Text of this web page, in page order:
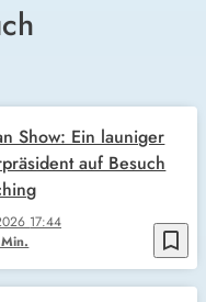
bookmark_border
17:44
Show: Ein launiger
auf Besuch